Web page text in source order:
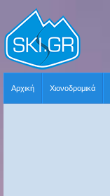
Αρχική Χιονοδρομικά